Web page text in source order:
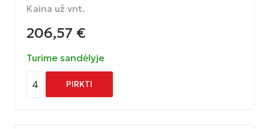
Kaina už vnt.
206,57 €
Turime sandėlyje
4 PIRKTI